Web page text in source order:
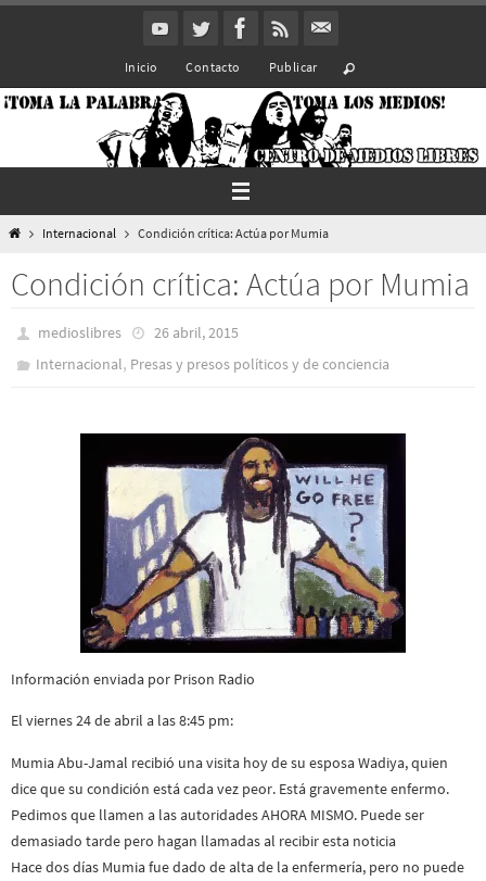
Inicio Contacto Publicar
InicioInternacional Condición crítica: Actúa por Mumia
Condición crítica: Actúa por Mumia
medioslibres
26 abril, 2015
Internacional, Presas y presos polí­ticos y de conciencia
Información enviada por Prison Radio
El viernes 24 de abril a las 8:45 pm:
Mumia Abu-Jamal recibió una visita hoy de su esposa Wadiya, quien
dice que su condición está cada vez peor. Está gravemente enfermo.
Pedimos que llamen a las autoridades AHORA MISMO. Puede ser
demasiado tarde pero hagan llamadas al recibir esta noticia
Hace dos días Mumia fue dado de alta de la enfermería, pero no puede